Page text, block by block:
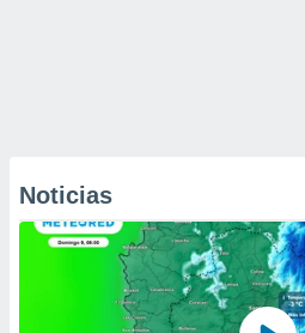
Noticias